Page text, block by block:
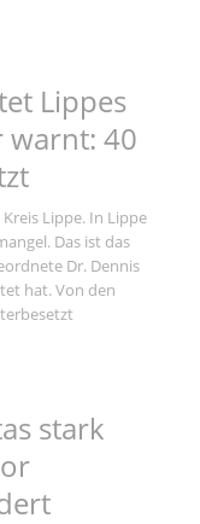
Lippes
warnt: 40
Lippe. In Lippe
Das ist das
Dr. Dennis
hat. Von den
stark